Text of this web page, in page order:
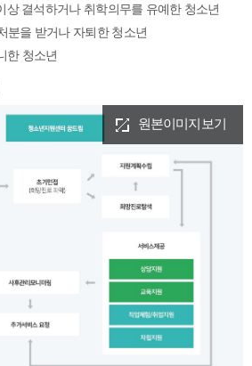
상 결석하거나 취학의무를 유예한 청소년
분을 받거나 자퇴한 청소년
한 청소년
원본이미지보기